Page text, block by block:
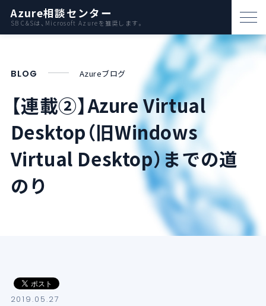
Azure相談センター
SB C&Sは、Microsoft Azureを推奨します。
パートナー支援
資料ダウンロード
お問い合わせ
Azureとは
AWS比較
BLOG Azureブログ
【連載②】Azure Virtual
Desktop（旧Windows
Virtual Desktop）までの道
のり
2019.05.27